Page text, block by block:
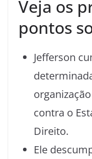
Veja os
pontos
Jefferson
contra o
Direito.
Ele